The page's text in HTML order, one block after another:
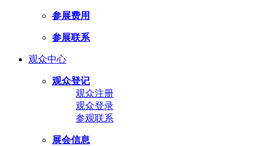
参展费用
参展联系
观众中心
观众登记
观众注册
观众登录
参观联系
展会信息